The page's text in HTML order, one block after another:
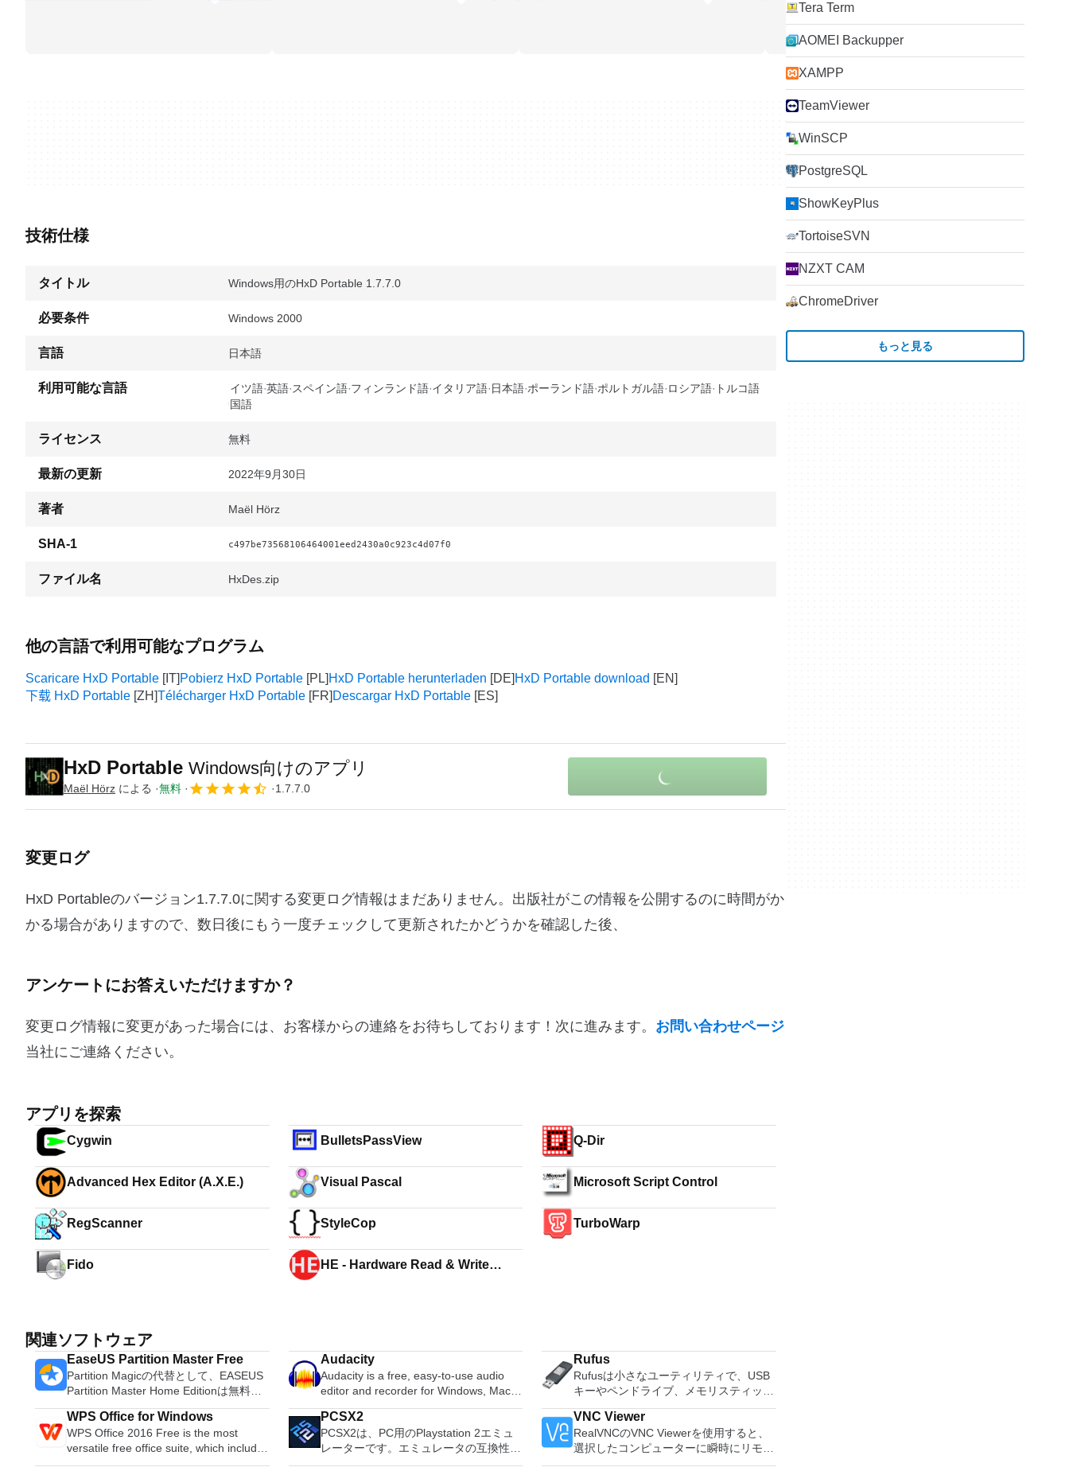
技術仕様
タイトル Windows用のHxD Portable 1.7.7.0
必要条件 Windows 2000
言語 日本語
利用可能な言語 ドイツ語 英語 スペイン語 フィンランド語 イタリア語 日本語 ポーランド語 ポルトガル語 ロシア語 トルコ語
中国語
ライセンス 無料
最新の更新 2022年9月30日
著者 Maël Hörz
SHA-1 c497be73568106464001eed2430a0c923c4d07f0
ファイル名 HxDes.zip
他の言語で利用可能なプログラム
Scaricare HxD Portable Pobierz HxD Portable HxD Portable herunterladen
HxD Portable download
下载 HxD Portable
Télécharger HxD Portable Descargar HxD Portable
HxD Portable Windows向けのアプリ
Maël Hörz による 無料 1.7.7.0
変更ログ
HxD Portableのバージョン1.7.7.0に関する変更ログ情報はまだありません。出版社がこの情報を公開するのに時間がか
かる場合がありますので、数日後にもう一度チェックして更新されたかどうかを確認した後、
アンケートにお答えいただけますか？
変更ログ情報に変更があった場合には、お客様からの連絡をお待ちしております！次に進みます。 お問い合わせページ
当社にご連絡ください。
アプリを探索
Cygwin BulletsPassView Q-Dir
Advanced Hex Editor (A.X.E.) Visual Pascal Microsoft Script Control
RegScanner StyleCop TurboWarp
Fido
HE - Hardware Read & Write
関連ソフトウェア
EaseUS Partition Master Free
Partition Magicの代替として、EASEUS
Partition Master Home Editionは無料の
オールインワンパーティションソリュー
ションおよびディスク管理ユーティリテ
ィです。パーティションの拡張（特にシ
ステムドライブ用）、ディスク領域の管
Audacity
Audacity is a free, easy-to-use audio
editor and recorder for Windows, Mac
OS X, GNU/Linux and other operating
systems. You can use Audacity to:
Record live audio. Convert tapes and
records into digital recordings or CDs.
Rufus
Rufusは小さなユーティリティで、USB
キーやペンドライブ、メモリスティック
などの起動可能なUSBフラッシュドライ
ブをフォーマットおよび作成できます。
Rufusは、次のシナリオで役立ちます。
Windows、Linux、およびUEFI用の起動
WPS Office for Windows
WPS Office 2016 Free is the most
versatile free office suite, which includes
free word processor, spreadsheet
PCSX2
PCSX2は、PC用のPlaystation 2エミュ
レーターです。エミュレータの互換性率
は、プレイ可能なすべてのPS2ゲームの
VNC Viewer
RealVNCのVNC Viewerを使用すると、
選択したコンピューターに瞬時にリモー
トアクセスできます。 Mac、Windows
Tera Term
AOMEI Backupper
XAMPP
TeamViewer
WinSCP
PostgreSQL
ShowKeyPlus
TortoiseSVN
NZXT CAM
ChromeDriver
もっと見る